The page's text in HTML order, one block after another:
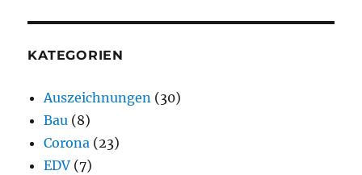
KATEGORIEN
Auszeichnungen (30)
Bau (8)
Corona (23)
EDV (7)